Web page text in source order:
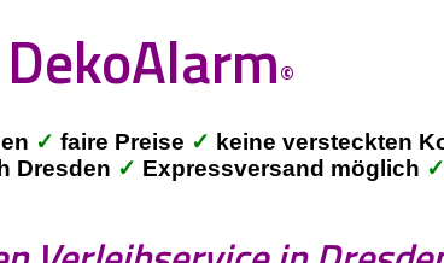
DekoAlarm©
✓ faire Preise ✓ keine versteckten
Dresden ✓ Expressversand möglich ✓